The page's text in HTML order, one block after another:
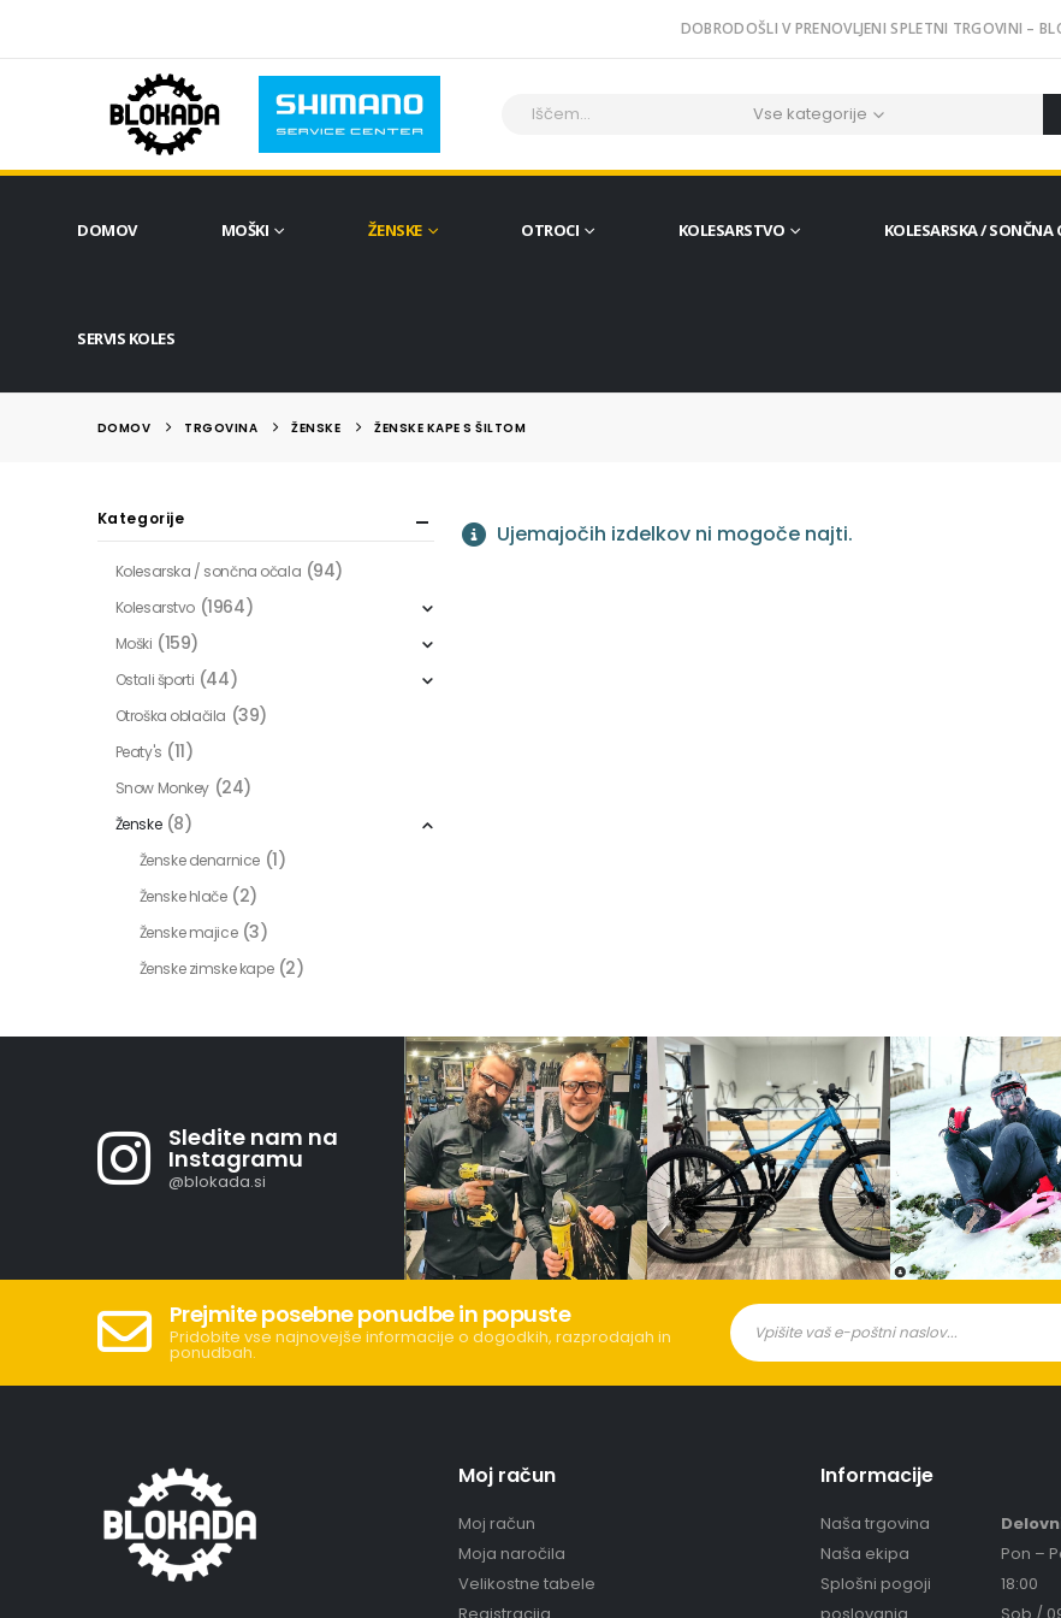
DOBRODOŠLI V PRENOVLJENI SPLETNI TRGOVINI –
Vse kategorije
DOMOV MOŠKI ŽENSKE OTROCI KOLESARSTVO KOLESARSKA / SONČNA
SERVIS KOLES
DOMOV TRGOVINA ŽENSKE ŽENSKE KAPE S ŠILTOM
Ujemajočih izdelkov ni mogoče najti.
Kategorije
Kolesarska / sončna očala (94)
Kolesarstvo (1964)
Moški (159)
Ostali športi (44)
Otroška oblačila (39)
Peaty's (11)
Snow Monkey (24)
Ženske (8)
Ženske denarnice (1)
Ženske hlače (2)
Ženske majice (3)
Ženske zimske kape (2)
Sledite nam na
Instagramu
@blokada.si
Prejmite posebne ponudbe in popuste
Pridobite vse najnovejše informacije o dogodkih, razprodajah in
ponudbah.
Moj račun
Moj račun
Moja naročila
Velikostne tabele
Informacije
Naša trgovina
Naša ekipa
Splošni pogoji
Pon –
18:00